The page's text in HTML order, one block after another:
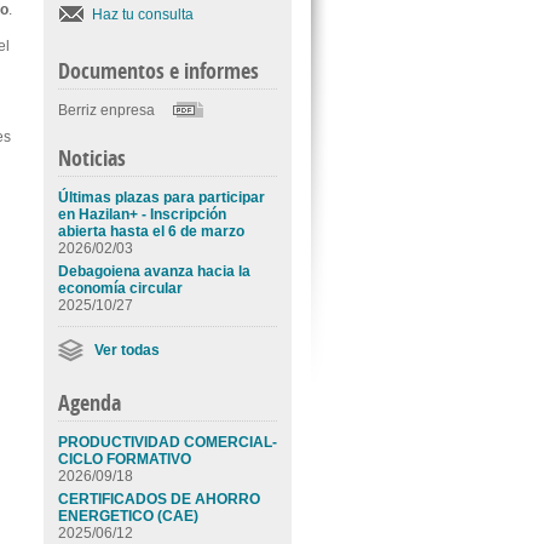
.
Haz tu consulta
Documentos e informes
Berriz enpresa
Noticias
Últimas plazas para participar
en Hazilan+ - Inscripción
abierta hasta el 6 de marzo
2026/02/03
Debagoiena avanza hacia la
economía circular
2025/10/27
Ver todas
Agenda
PRODUCTIVIDAD COMERCIAL-
CICLO FORMATIVO
2026/09/18
CERTIFICADOS DE AHORRO
ENERGETICO (CAE)
2025/06/12